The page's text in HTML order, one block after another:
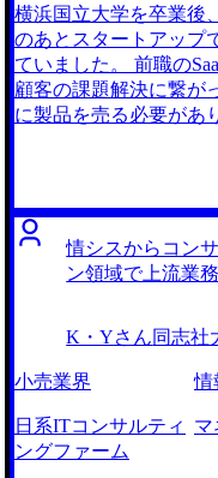
り、コンサルティング
初漠然とコンサルとし
ごとの雰囲気や案件の
た上で、大手以外も含
紹介してくださったの
造化していくべきか考
感じていました。 し
から解き方のコツや典
くことができたので
できました。 企業と
です。時間だけでなく
とき、想定外の質問が
崩れてしまうことがあ
なく、話す練習も徹底
収620万円、転職後は
横浜国立大学を卒業後
のあとスタートアップ
ていました。 前職の
顧客の課題解決に繋が
に製品を売る必要があ
職を決意しました。
提案できる解決策がや
ら、柔軟なサポートが
客に寄り添った柔軟な
向性に合っていない求
を受けました。一方で
っかりとヒアリングし
タント求人を数多く紹
材×ITという領域を提
情シスからコン
ン領域で上流業
K・Yさん同志社
小売業界 情
日系ITコンサルティ
ングファーム
マ